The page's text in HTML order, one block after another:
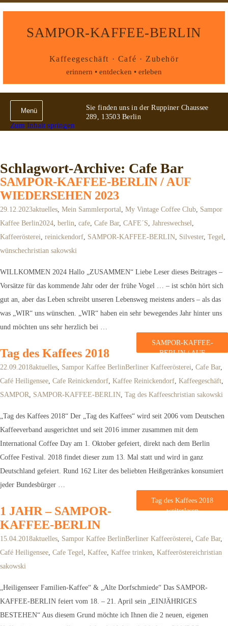
SAMPOR-KAFFEE-BERLIN
Kaffeegeschäft · Café · Zubehör
erinnern • entdecken • erleben
Menü
Zum Inhalt springen
Sie finden uns in der Ruppiner Chaussee
289, 13503 Berlin
Schlagwort-Archive: Cafe Bar
SAMPOR-KAFFEE-BERLIN / AUF
WIEDERSEHEN 2023
29.12.2023aktuelles, Mein Sammlerportal, My Vintage Coffee Club, Sampor
Kaffee Berlin2024, berlin, cafe, Cafe Bar, CAFE´S, Jahreswechsel,
Kaffeerösterei, reinickendorf, SAMPOR-KAFFEE-BERLIN, Silvester, Tegel,
wünschechristian sakowski
WILLKOMMEN 2024 Hallo „ZUSAMMEN“ Liebe Leser dieses Beitrages –
Vorsätze für das kommende Jahr oder der frühe Vogel … – ist schön hört sich
gut an, aber das Leben schreibt unseren Lebensweg meistens anders – als das
was „WIR“ uns wünschen. „WIR“ haben ein sehr bewegendes Jahr hinter uns
und möchten uns sehr herzlich bei …
SAMPOR-KAFFEE-
BERLIN / AUF
WIEDERSEHEN
Tag des Kaffees 2018
22.09.2018aktuelles, Sampor Kaffee BerlinBerliner Kaffeerösterei, Cafe Bar,
Café Heiligensee, Cafe Reinickendorf, Kaffee Reinickendorf, Kaffeegeschäft,
SAMPOR, SAMPOR-KAFFEE-BERLIN, Tag des Kaffeeschristian sakowski
„Tag des Kaffees 2018“ Der „Tag des Kaffees“ wird seit 2006 vom Deutschen
Kaffeeverband ausgerichtet und seit 2016 immer zusammen mit dem
International Coffee Day am 1. Oktober gefeiert, direkt nach dem Berlin
Coffee Festival. 2018 findet dieser zum 13. Mal statt und wird in ganz
Deutschland gefeiert. Rund 162 Liter des beliebten Heißgetränkes konsumiert
jeder Bundesbürger …
Tag des Kaffees 2018
weiterlesen
1 JAHR – SAMPOR-
KAFFEE-BERLIN
15.04.2018aktuelles, Sampor Kaffee BerlinBerliner Kaffeerösterei, Cafe Bar,
Café Heiligensee, Cafe Tegel, Kaffee, Kaffee trinken, Kaffeeröstereichristian
sakowski
„Heiligenseer Familien-Kaffee“ & „Alte Dorfschmiede“ Das SAMPOR-
KAFFEE-BERLIN feiert vom 18. – 21. April sein „EINJÄHRIGES
BESTEHEN“ Aus diesem Grund möchte ich Ihnen die 2 neuen, eigenen